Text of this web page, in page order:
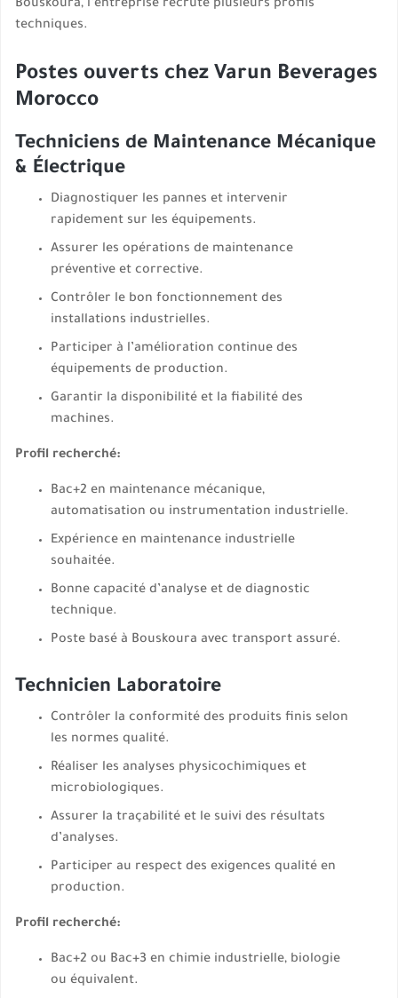
Bouskoura, l’entreprise recrute plusieurs profils
techniques.
Postes ouverts chez Varun Beverages
Morocco
Techniciens de Maintenance Mécanique
& Électrique
Diagnostiquer les pannes et intervenir
rapidement sur les équipements.
Assurer les opérations de maintenance
préventive et corrective.
Contrôler le bon fonctionnement des
installations industrielles.
Participer à l’amélioration continue des
équipements de production.
Garantir la disponibilité et la fiabilité des
machines.
Profil recherché:
Bac+2 en maintenance mécanique,
automatisation ou instrumentation industrielle.
Expérience en maintenance industrielle
souhaitée.
Bonne capacité d’analyse et de diagnostic
technique.
Poste basé à Bouskoura avec transport assuré.
Technicien Laboratoire
Contrôler la conformité des produits finis selon
les normes qualité.
Réaliser les analyses physicochimiques et
microbiologiques.
Assurer la traçabilité et le suivi des résultats
d’analyses.
Participer au respect des exigences qualité en
production.
Profil recherché:
Bac+2 ou Bac+3 en chimie industrielle, biologie
ou équivalent.